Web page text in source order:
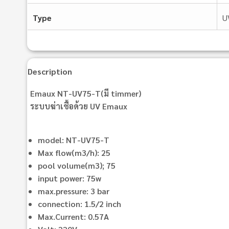
Type
Description
Emaux NT-UV75-T(มี timmer)
ระบบฆ่าเชื้อด้วย UV Emaux
model: NT-UV75-T
Max flow(m3/h): 25
pool volume(m3); 75
input power: 75w
max.pressure: 3 bar
connection: 1.5/2 inch
Max.Current: 0.57A